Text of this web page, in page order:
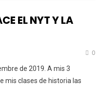
EL NYT Y LA
0
de 2019. A mis 3
mis clases de historia las